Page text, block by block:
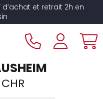
et retrait 2h en